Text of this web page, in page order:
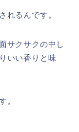
れるんです。
サクサクの中し
いい香りと味
。